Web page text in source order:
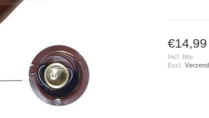
€14,99
Incl. btw
Excl.